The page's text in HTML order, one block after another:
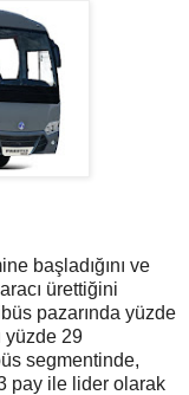
başladığını ve
ürettiğini
pazarında yüzde
yüzde 29
segmentinde,
pay ile lider olarak